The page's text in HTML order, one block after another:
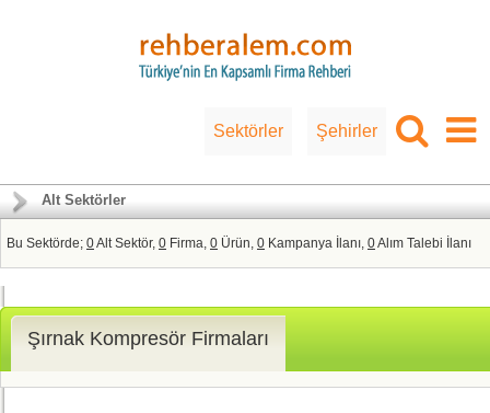
Sektörler Şehirler
Alt Sektörler
Bu Sektörde; 0Alt Sektör, 0 Firma, 0 Ürün, 0 Kampanya İlanı, 0Alım Talebi İlanı
Şırnak Kompresör Firmaları